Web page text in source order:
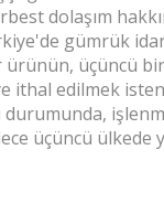
dolaşım
gümrük
ürünün, üçüncü
ithal edilmek
üçüncü ülkede